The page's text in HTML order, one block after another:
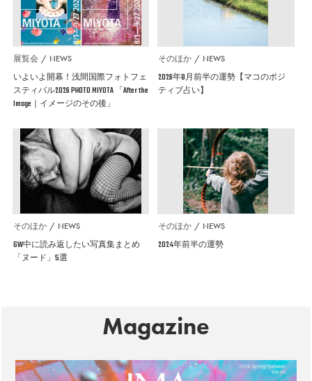
展覧会 NEWS
いよいよ開幕！浅間国際フォトフェ
スティバル2026 PHOTO MIYOTA 「After the
Image｜イメージのその後」
そのほか NEWS
2026年8月前半の運勢【マコのポジ
ティブ占い】
そのほか NEWS
GW中に読み返したい写真集まとめ
「ヌード」5選
そのほか NEWS
2024年前半の運勢
Magazine